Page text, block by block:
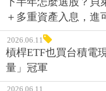
＋多重資產入息，進
2026.06.11
槓桿ETF也買台積電
量」冠軍
2026.06.11